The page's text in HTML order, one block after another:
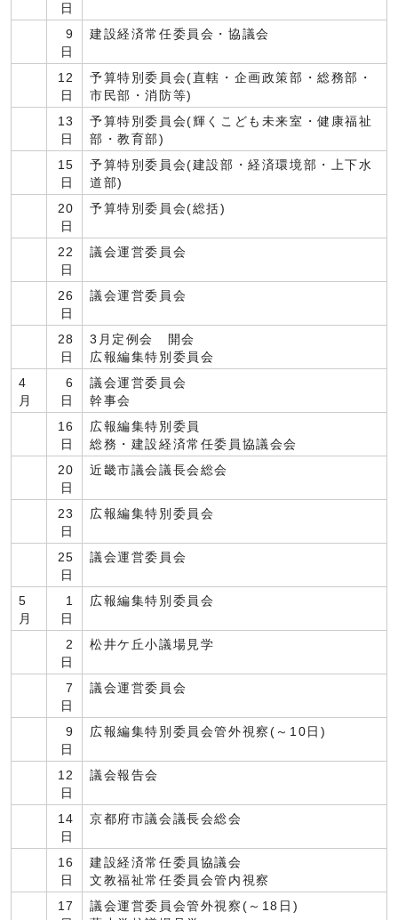
日
9
日
建設経済常任委員会・協議会
12
日
予算特別委員会(直轄・企画政策部・総務部・
市民部・消防等)
13
日
予算特別委員会(輝くこども未来室・健康福祉
部・教育部)
15
日
予算特別委員会(建設部・経済環境部・上下水
道部)
20
日
予算特別委員会(総括)
22
日
議会運営委員会
26
日
議会運営委員会
28
日
3月定例会 開会
広報編集特別委員会
4
月
6
日
議会運営委員会
幹事会
16
日
広報編集特別委員
総務・建設経済常任委員協議会会
20
日
近畿市議会議長会総会
23
日
広報編集特別委員会
25
日
議会運営委員会
5
月
1
日
広報編集特別委員会
2
日
松井ケ丘小議場見学
7
日
議会運営委員会
9
日
広報編集特別委員会管外視察(～10日)
12
日
議会報告会
14
日
京都府市議会議長会総会
16
日
建設経済常任委員協議会
文教福祉常任委員会管内視察
17
議会運営委員会管外視察(～18日)